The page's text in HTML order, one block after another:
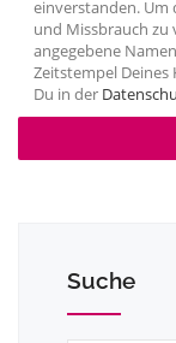
einverstanden. Um
und Missbrauch zu
angegebene
Zeitstempel
Du in der
Suche